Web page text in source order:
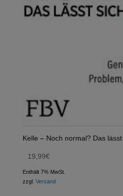
Kelle – Noch normal? Das
19,99€
Enthält 7% MwSt.
zzgl. Versand